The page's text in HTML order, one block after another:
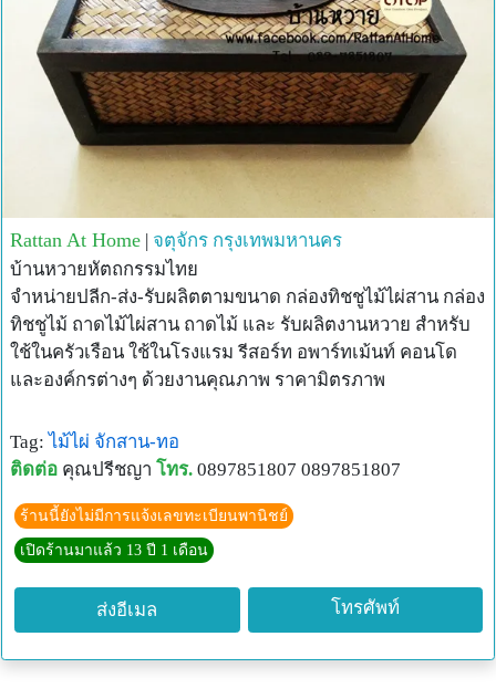
Rattan At Home | จตุจักร กรุงเทพมหานคร
บ้านหวายหัตถกรรมไทย
จำหน่ายปลีก-ส่ง-รับผลิตตามขนาด กล่องทิชชูไม้ไผ่สาน กล่อง
ทิชชูไม้ ถาดไม้ไผ่สาน ถาดไม้ และ รับผลิตงานหวาย สำหรับ
ใช้ในครัวเรือน ใช้ในโรงแรม รีสอร์ท อพาร์ทเม้นท์ คอนโด
และองค์กรต่างๆ ด้วยงานคุณภาพ ราคามิตรภาพ
Tag:ไม้ไผ่ จักสาน-ทอ
ติดต่อ คุณปรีชญา โทร. 0897851807 0897851807
ร้านนี้ยังไม่มีการแจ้งเลขทะเบียนพานิชย์
เปิดร้านมาแล้ว 13 ปี 1 เดือน
ส่งอีเมล โทรศัพท์